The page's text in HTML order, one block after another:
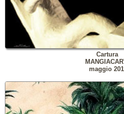
Cartura
maggio